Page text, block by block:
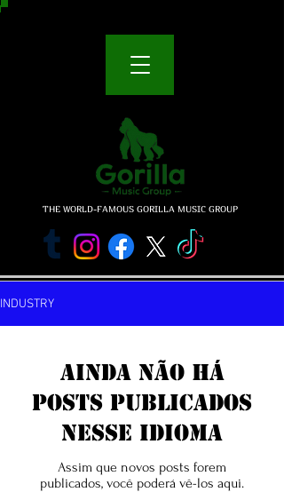
THE WORLD-FAMOUS GORILLA MUSIC GROUP
INDUSTRY
Ainda não há
posts publicados
nesse idioma
Assim que novos posts forem
publicados, você poderá vê-los aqui.